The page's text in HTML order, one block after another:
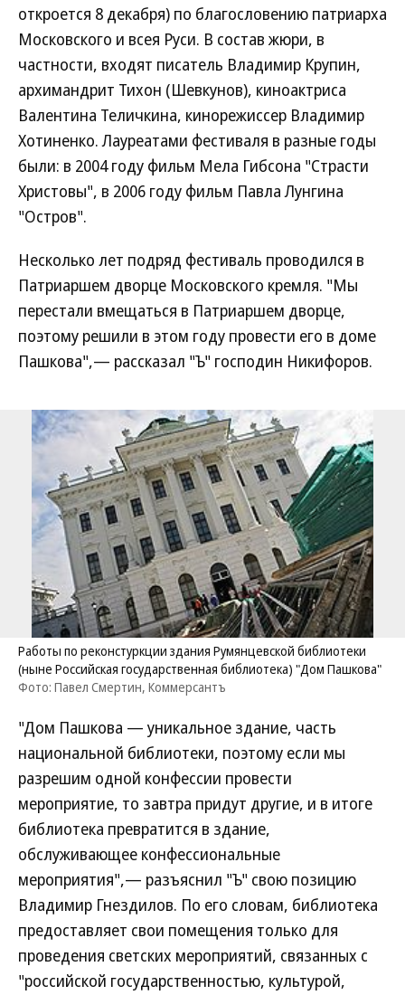
откроется 8 декабря) по благословению патриарха
Московского и всея Руси. В состав жюри, в
частности, входят писатель Владимир Крупин,
архимандрит Тихон (Шевкунов), киноактриса
Валентина Теличкина, кинорежиссер Владимир
Хотиненко. Лауреатами фестиваля в разные годы
были: в 2004 году фильм Мела Гибсона "Страсти
Христовы", в 2006 году фильм Павла Лунгина
"Остров".
Несколько лет подряд фестиваль проводился в
Патриаршем дворце Московского кремля. "Мы
перестали вмещаться в Патриаршем дворце,
поэтому решили в этом году провести его в доме
Пашкова",— рассказал "Ъ" господин Никифоров.
Работы по реконстуркции здания Румянцевской библиотеки
(ныне Российская государственная библиотека) "Дом Пашкова"
Фото: Павел Смертин, Коммерсантъ
"Дом Пашкова — уникальное здание, часть
национальной библиотеки, поэтому если мы
разрешим одной конфессии провести
мероприятие, то завтра придут другие, и в итоге
библиотека превратится в здание,
обслуживающее конфессиональные
мероприятия",— разъяснил "Ъ" свою позицию
Владимир Гнездилов. По его словам, библиотека
предоставляет свои помещения только для
проведения светских мероприятий, связанных с
"российской государственностью, культурой,